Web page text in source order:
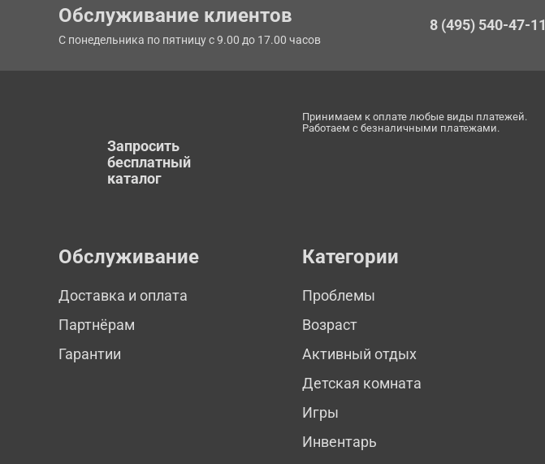
Обслуживание клиентов
С понедельника по пятницу с 9.00 до 17.00 часов
8 (495) 540-47-11
Запросить
бесплатный
каталог
Принимаем к оплате любые виды платежей.
Работаем с безналичными платежами.
Обслуживание
Доставка и оплата
Партнёрам
Гарантии
Категории
Проблемы
Возраст
Активный отдых
Детская комната
Игры
Инвентарь